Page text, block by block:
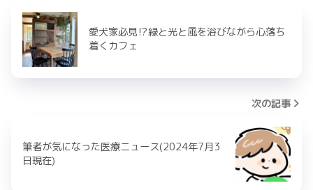
愛犬家必見⁉緑と光と風を浴びながら心落ち
着くカフェ
次の記事
筆者が気になった医療ニュース(2024年7月3
日現在)